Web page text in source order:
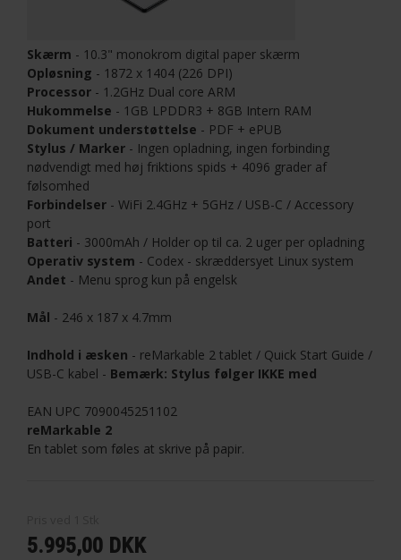
Skærm - 10.3" monokrom digital paper skærm
Opløsning - 1872 x 1404 (226 DPI)
Processor - 1.2GHz Dual core ARM
Hukommelse - 1GB LPDDR3 + 8GB Intern RAM
Dokument understøttelse - PDF + ePUB
Stylus / Marker - Ingen opladning, ingen forbinding
nødvendigt med høj friktions spids + 4096 grader af
følsomhed
Forbindelser - WiFi 2.4GHz + 5GHz / USB-C / Accessory
port
Batteri - 3000mAh / Holder op til ca. 2 uger per opladning
Operativ system - Codex - skræddersyet Linux system
Andet - Menu sprog kun på engelsk
Mål - 246 x 187 x 4.7mm
Indhold i æsken - reMarkable 2 tablet / Quick Start Guide /
USB-C kabel - Bemærk: Stylus følger IKKE med
EAN UPC 7090045251102
reMarkable 2
En tablet som føles at skrive på papir.
5.995,00 DKK